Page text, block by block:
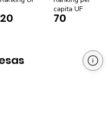
20 70
capita UF